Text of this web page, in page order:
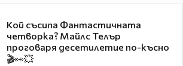
Кой съсипа Фантастичната
четворка? Майлс Телър
проговаря десетилетие по-късно
🎬👀💥